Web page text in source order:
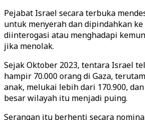
Pejabat Israel secara terbuka
untuk menyerah dan dipindahkan
diinterogasi atau menghadapi
jika menolak.
Sejak Oktober 2023, tentara Israel
hampir 70.000 orang di Gaza,
anak, melukai lebih dari 170.900,
besar wilayah itu menjadi puing.
Serangan itu berhenti secara